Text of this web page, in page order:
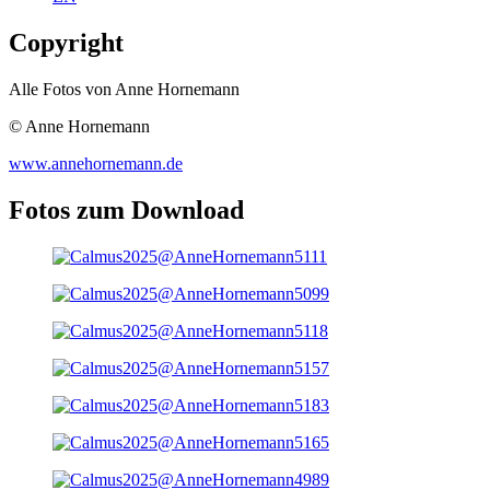
Copyright
Alle Fotos von Anne Hornemann
© Anne Hornemann
www.annehornemann.de
Fotos zum Download